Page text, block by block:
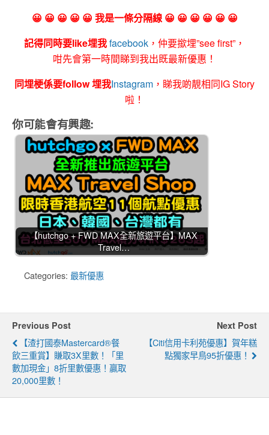
😀 😀 😀 😀 😀 我是一條分隔線 😀 😀 😀 😀 😀 😀
記得同時要like埋我facebook ，仲要撳埋”see first”，
咁先會第一時間睇到我出既最新優惠！
同埋梗係要follow 埋我Instagram ，睇我啲靚相同IG Story
啦！
你可能會有興趣:
【hutchgo + FWD MAX全新旅遊平台】MAX
Travel…
Categories: 最新優惠
Previous Post
【渣打國泰Mastercard®餐
飲三重賞】賺取3X里數！「里
數加現金」8折里數優惠！贏取
20,000里數！
Next Post
【Citi信用卡利苑優惠】賀年糕
點獨家早鳥95折優惠！